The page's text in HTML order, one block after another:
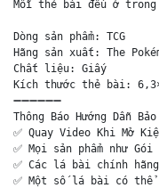
Mỗi thẻ bài đều ở
Dòng sản phẩm: TCG
Hãng sản xuất: The
Chất liệu: Giấy
Kích thước thẻ bài:
➖➖➖➖➖➖
Thông Báo Hướng Dẫn
✅ Quay Video Khi Mở
✅ Mọi sản phẩm như
✅ Các lá bài chính
✅ Một số lá bài có thể